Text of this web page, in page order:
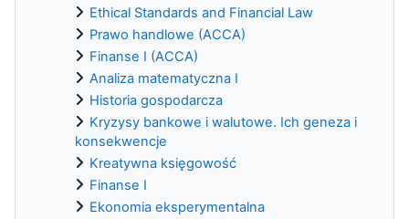
Ethical Standards and Financial Law
Prawo handlowe (ACCA)
Finanse I (ACCA)
Analiza matematyczna I
Historia gospodarcza
Kryzysy bankowe i walutowe. Ich geneza i
konsekwencje
Kreatywna księgowość
Finanse I
Ekonomia eksperymentalna